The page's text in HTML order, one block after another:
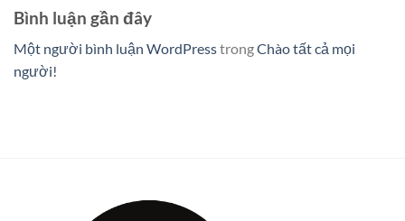
Bình luận gần đây
Một người bình luận WordPresstrongChào tất cả mọi
người!